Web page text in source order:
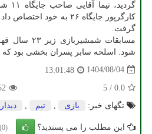
گرفت.
مسابقات
شود. اسلحه سابر پسران بخشی بود
1404/08/04
13:01:48
0.0
/
5
تگهای خبر:
بازی تیم دیدار
این مطلب را می پسندید؟ (0)